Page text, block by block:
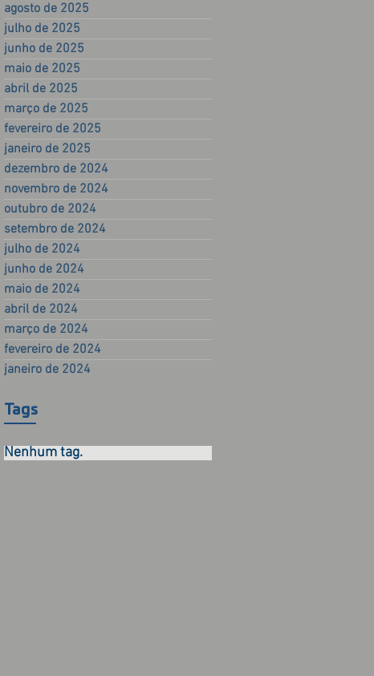
agosto de 2025
julho de 2025
junho de 2025
maio de 2025
abril de 2025
março de 2025
fevereiro de 2025
janeiro de 2025
dezembro de 2024
novembro de 2024
outubro de 2024
setembro de 2024
julho de 2024
junho de 2024
maio de 2024
abril de 2024
março de 2024
fevereiro de 2024
janeiro de 2024
Tags
Nenhum tag.